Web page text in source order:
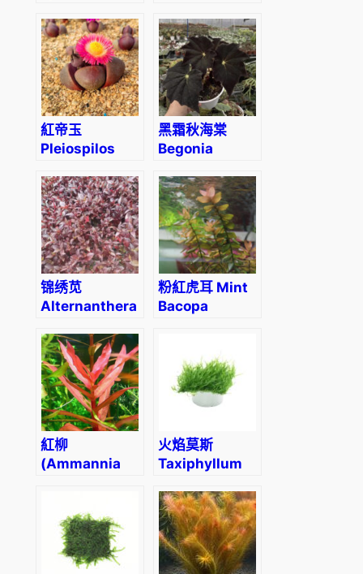
(Eleocharis
‘parvula’)
紅帝玉
Pleiospilos
黑霜秋海棠
Begonia
锦绣苋
Alternanthera
粉紅虎耳 Mint
Bacopa
‘colorata’)
紅柳
(Ammannia
火焰莫斯
Taxiphyllum